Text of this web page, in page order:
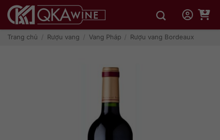
qua
dungTrang chủ / Rượu vang / Vang Pháp / Rượu vang Bordeaux